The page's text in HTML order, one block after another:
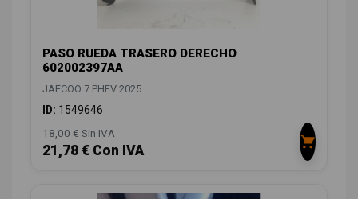
PASO RUEDA TRASERO DERECHO
602002397AA
JAECOO 7 PHEV 2025
ID: 1549646
18,00 € Sin IVA
21,78 € Con IVA